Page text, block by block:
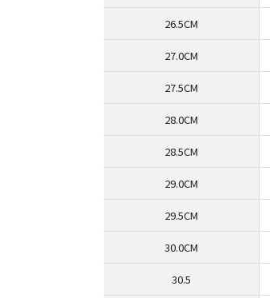
26.5CM
27.0CM
27.5CM
28.0CM
28.5CM
29.0CM
29.5CM
30.0CM
30.5